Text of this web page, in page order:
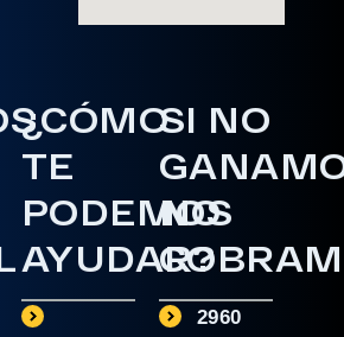
¿CÓMO
TE
PODEMOS
AYUDAR?
SI NO
NO
2960